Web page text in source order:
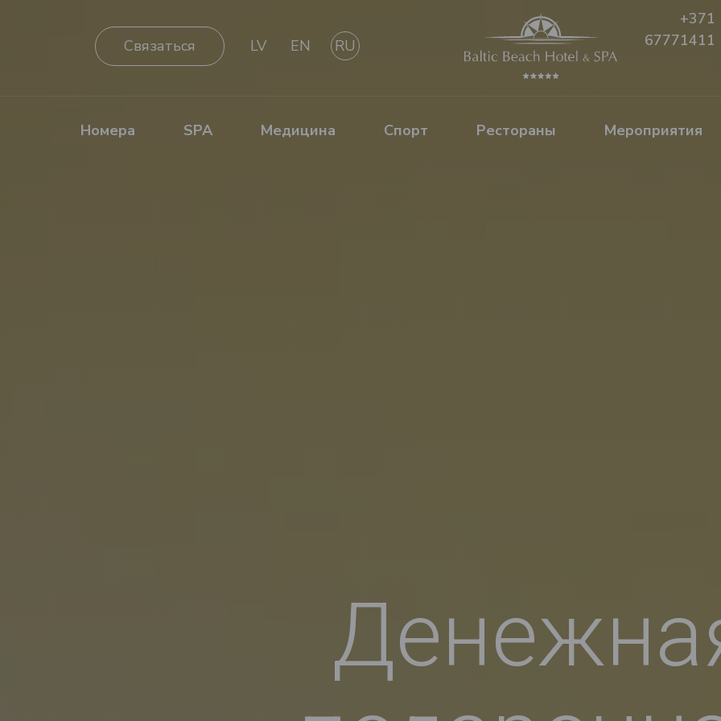
Cвязаться LV EN RU
+371
67771411
Номера SPA Медицина Спорт Рестораны Mероприятия